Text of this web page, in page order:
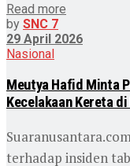
Read more
by SNC 7
29 April 2026
Nasional
Meutya Hafid Minta
Kecelakaan Kereta
terhadap insiden